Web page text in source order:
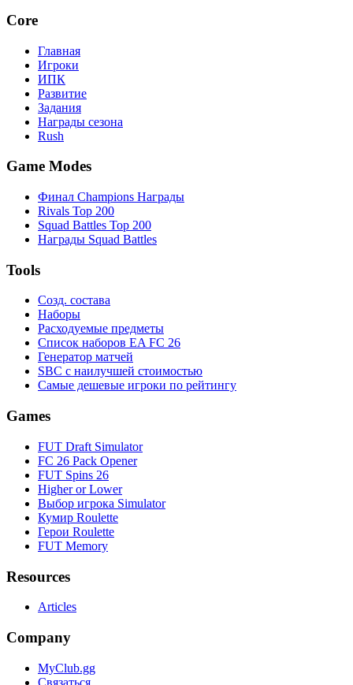
Core
Главная
Игроки
ИПК
Развитие
Задания
Награды сезона
Rush
Game Modes
Финал Champions Награды
Rivals Top 200
Squad Battles Top 200
Награды Squad Battles
Tools
Созд. состава
Наборы
Расходуемые предметы
Список наборов EA FC 26
Генератор матчей
SBC с наилучшей стоимостью
Самые дешевые игроки по рейтингу
Games
FUT Draft Simulator
FC 26 Pack Opener
FUT Spins 26
Higher or Lower
Выбор игрока Simulator
Кумир Roulette
Герои Roulette
FUT Memory
Resources
Articles
Company
MyClub.gg
Связаться